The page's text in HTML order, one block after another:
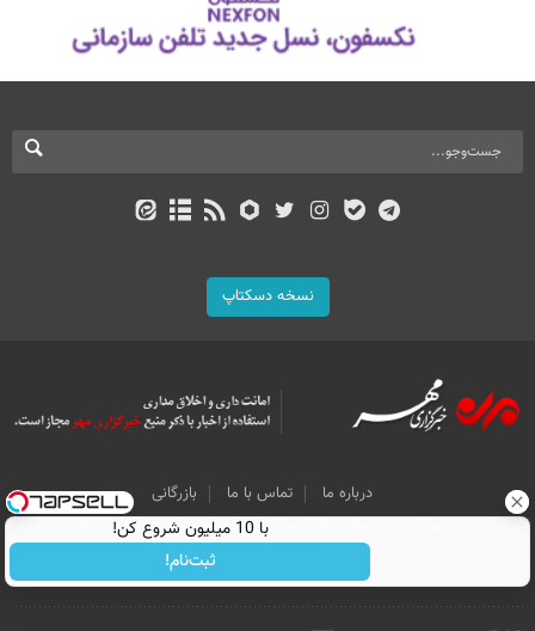
نسخه دسکتاپ
درباره ما تماس با ما
بازرگانی
All Content by Mehr News Agency is licensed under a Creative Commons
Attribution 4.0 International License.
با 10 میلیون شروع کن!
ثبت‌نام!